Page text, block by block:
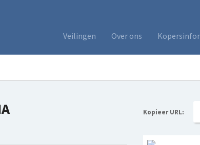
Veilingen Over ons
Kopieer URL: